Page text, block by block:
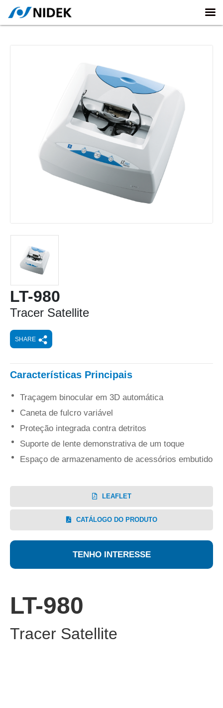
LT-980
Tracer Satellite
SHARE
Características Principais
Traçagem binocular em 3D automática
Caneta de fulcro variável
Proteção integrada contra detritos
Suporte de lente demonstrativa de um toque
Espaço de armazenamento de acessórios embutido
LEAFLET
CATÁLOGO DO PRODUTO
TENHO INTERESSE
LT-980
Tracer Satellite